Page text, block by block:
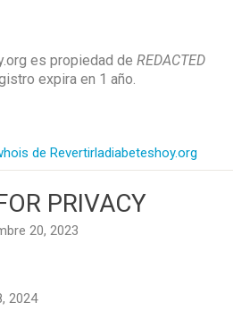
es propiedad de REDACTED
expira en 1 año.
de Revertirladiabeteshoy.org
PRIVACY
20, 2023
2024